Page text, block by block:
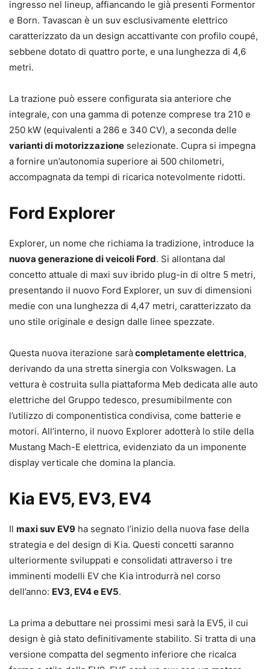
ingresso nel lineup, affiancando le già presenti Formentor
e Born. Tavascan è un suv esclusivamente elettrico
caratterizzato da un design accattivante con profilo coupé,
sebbene dotato di quattro porte, e una lunghezza di 4,6
metri.
La trazione può essere configurata sia anteriore che
integrale, con una gamma di potenze comprese tra 210 e
250 kW (equivalenti a 286 e 340 CV), a seconda delle
varianti di motorizzazione selezionate. Cupra si impegna
a fornire un’autonomia superiore ai 500 chilometri,
accompagnata da tempi di ricarica notevolmente ridotti.
Ford Explorer
Explorer, un nome che richiama la tradizione, introduce la
nuova generazione di veicoli Ford. Si allontana dal
concetto attuale di maxi suv ibrido plug-in di oltre 5 metri,
presentando il nuovo Ford Explorer, un suv di dimensioni
medie con una lunghezza di 4,47 metri, caratterizzato da
uno stile originale e design dalle linee spezzate.
Questa nuova iterazione saràcompletamente elettrica,
derivando da una stretta sinergia con Volkswagen. La
vettura è costruita sulla piattaforma Meb dedicata alle auto
elettriche del Gruppo tedesco, presumibilmente con
l’utilizzo di componentistica condivisa, come batterie e
motori. All’interno, il nuovo Explorer adotterà lo stile della
Mustang Mach-E elettrica, evidenziato da un imponente
display verticale che domina la plancia.
Kia EV5, EV3, EV4
Il maxi suv EV9 ha segnato l’inizio della nuova fase della
strategia e del design di Kia. Questi concetti saranno
ulteriormente sviluppati e consolidati attraverso i tre
imminenti modelli EV che Kia introdurrà nel corso
dell’anno: EV3, EV4 e EV5.
La prima a debuttare nei prossimi mesi sarà la EV5, il cui
design è già stato definitivamente stabilito. Si tratta di una
versione compatta del segmento inferiore che ricalca